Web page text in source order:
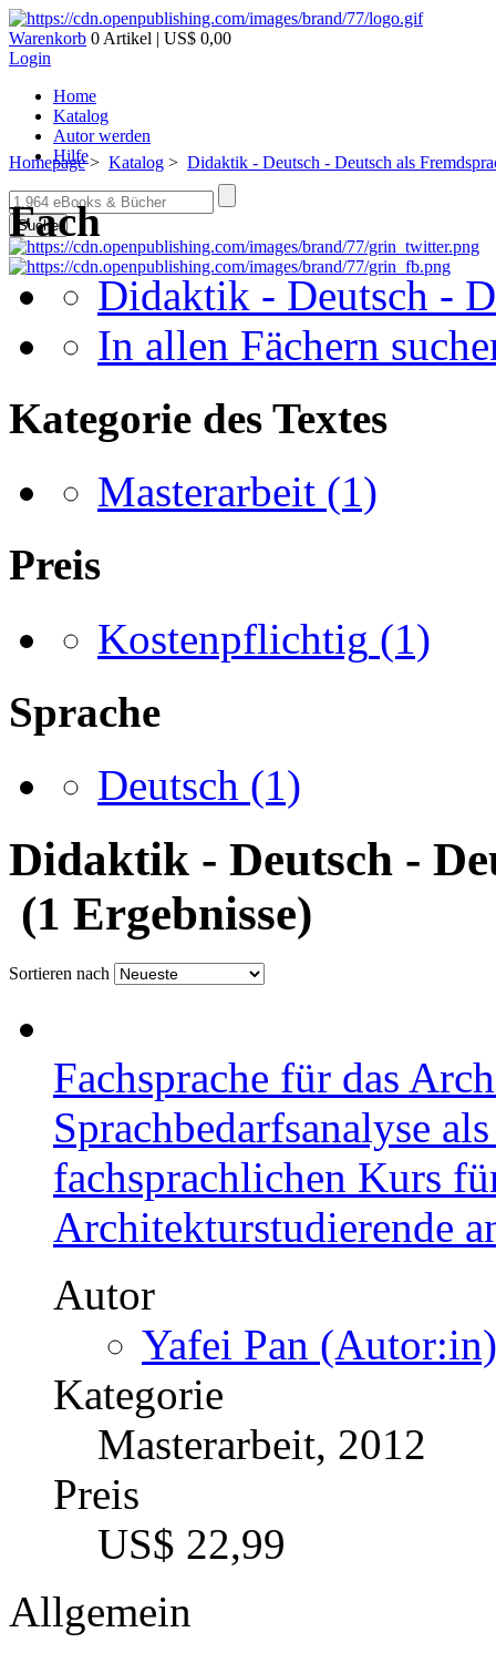
Warenkorb 0 Artikel | US$ 0,00
Login
Home
Katalog
Autor werden
Hilfe
Suche
Homepage> Katalog > Didaktik - Deutsch - Deutsch als
Fach
Didaktik - Deutsch -
In allen Fächern
Kategorie des Textes
Masterarbeit (1)
Preis
Kostenpflichtig (1)
Sprache
Deutsch (1)
Didaktik - Deutsch -
(1 Ergebnisse)
Sortieren nach
Fachsprache für das
Sprachbedarfsanalyse
fachsprachlichen Kurs
Architekturstudierende
Autor
Yafei Pan (Autor:in)
Kategorie
Masterarbeit, 2012
Preis
US$ 22,99
Allgemein